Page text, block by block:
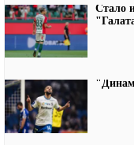
Стало